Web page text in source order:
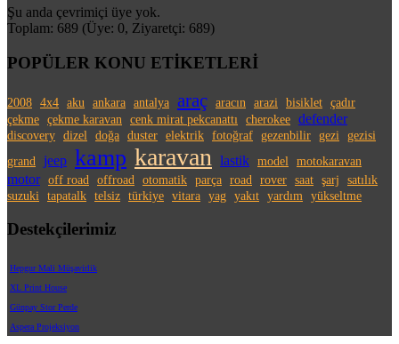
Şu anda çevrimiçi üye yok.
Toplam: 689 (Üye: 0, Ziyaretçi: 689)
POPÜLER KONU ETİKETLERİ
2008 4x4 aku ankara antalya araç aracın arazi bisiklet çadır
çekme çekme karavan cenk mirat pekcanattı cherokee defender
discovery dizel doğa duster elektrik fotoğraf gezenbilir gezi
gezisi
grand
jeep kamp karavan lastik model motokaravan
motor off road offroad otomatik parça road rover saat şarj
satılık
suzuki
tapatalk telsiz türkiye vitara yag yakıt yardım yükseltme
Destekçilerimiz
Hepgur Mali Müşavirlik
XL Print House
Günpay Stor Perde
Aspera Projeksiyon